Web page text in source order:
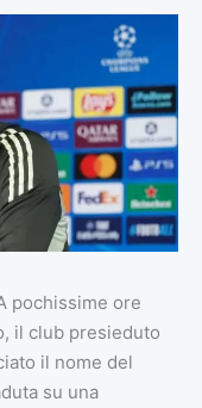
pochissime ore
il club presieduto
il nome del
su una